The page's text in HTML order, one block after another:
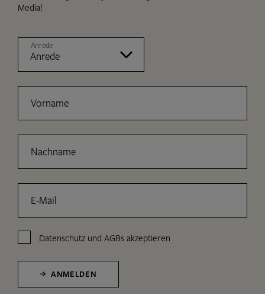
Media!
Anrede
Vorname
Nachname
E-Mail
Datenschutz undAGBs akzeptieren
ANMELDEN